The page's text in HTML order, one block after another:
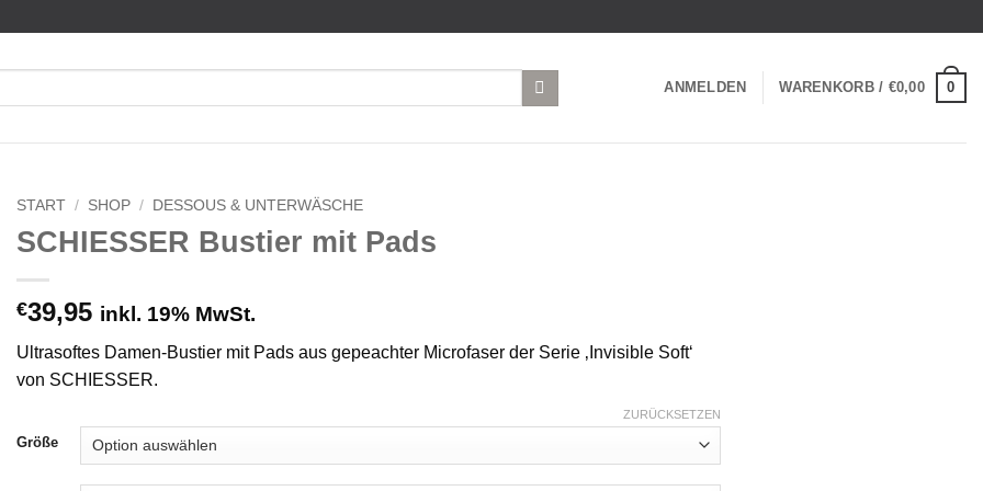
ANMELDEN WARENKORB / €0,00 0
START / SHOP / DESSOUS & UNTERWÄSCHE
SCHIESSER Bustier mit Pads
€39,95 inkl. 19% MwSt.
Ultrasoftes Damen-Bustier mit Pads aus gepeachter Microfaser der Serie ‚Invisible Soft‘
von SCHIESSER.
Größe
ZURÜCKSETZEN